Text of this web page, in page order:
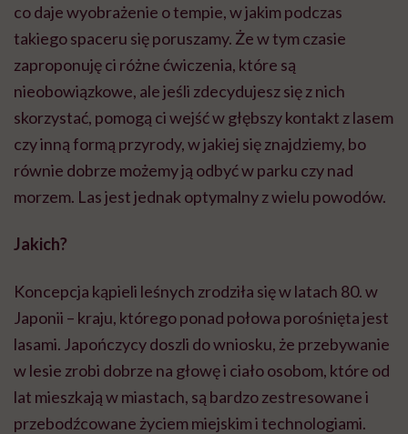
co daje wyobrażenie o tempie, w jakim podczas
takiego spaceru się poruszamy. Że w tym czasie
zaproponuję ci różne ćwiczenia, które są
nieobowiązkowe, ale jeśli zdecydujesz się z nich
skorzystać, pomogą ci wejść w głębszy kontakt z lasem
czy inną formą przyrody, w jakiej się znajdziemy, bo
równie dobrze możemy ją odbyć w parku czy nad
morzem. Las jest jednak optymalny z wielu powodów.
Jakich?
Koncepcja kąpieli leśnych zrodziła się w latach 80. w
Japonii – kraju, którego ponad połowa porośnięta jest
lasami. Japończycy doszli do wniosku, że przebywanie
w lesie zrobi dobrze na głowę i ciało osobom, które od
lat mieszkają w miastach, są bardzo zestresowane i
przebodźcowane życiem miejskim i technologiami.